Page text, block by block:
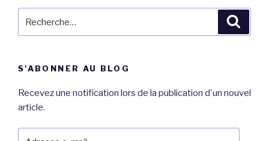
ni
~Recette~ »
pour
S'ABONNER AU BLOG
Recevez une notification lors de la publication d'un nouvel
article.